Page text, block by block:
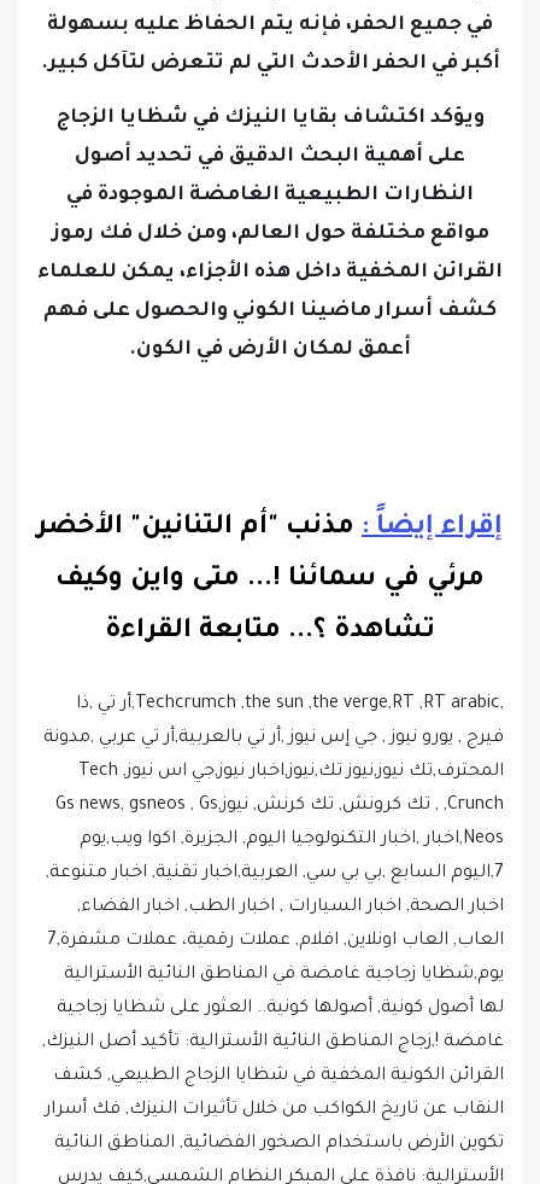
أكبر في الحفر الأحدث التي لم تتعرض لتآكل كبير.
ويؤكد اكتشاف بقايا النيزك في شظايا الزجاج
على أهمية البحث الدقيق في تحديد أصول
النظارات الطبيعية الغامضة الموجودة في
مواقع مختلفة حول العالم، ومن خلال فك رموز
القرائن المخفية داخل هذه الأجزاء، يمكن للعلماء
كشف أسرار ماضينا الكوني والحصول على فهم
أعمق لمكان الأرض في الكون.
مرئي في سمائنا !... متى واين وكيف
تشاهدة ؟... متابعة القراءة
فيرج , يورو نيوز , جي إس نيوز ,أر تي بالعربية,أر تي عربي ,مدونة
المحترف,تك نيوز,نيوز تك,نيوز,اخبار نيوز,جي اس نيوز, Tech
Crunch, , تك كرونش, تك كرنش, نيوز,Gs news, gsneos , Gs
Neos,اخبار ,اخبار التكنولوجيا اليوم, الجزيرة, اكوا ويب,يوم
7,اليوم السابع ,بي بي سي, العربية,اخبار تقنية, اخبار متنوعة,
اخبار الصحة, اخبار السيارات , اخبار الطب, اخبار الفضاء,
يوم,شظايا زجاجية غامضة في المناطق النائية الأسترالية
لها أصول كونية, أصولها كونية.. العثور على شظايا زجاجية
غامضة !,زجاج المناطق النائية الأسترالية: تأكيد أصل النيزك,
القرائن الكونية المخفية في شظايا الزجاج الطبيعي, كشف
النقاب عن تاريخ الكواكب من خلال تأثيرات النيزك, فك أسرار
تكوين الأرض باستخدام الصخور الفضائية, المناطق النائية
الأسترالية: نافذة على المبكر النظام الشمسي,كيف يدرس
العلماء تكوين الكواكب, ما هي النيازك وكيف تتشكل, كيف